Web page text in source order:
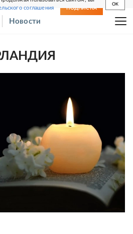
соглашения
OK
ПОДПИСКА
Новости